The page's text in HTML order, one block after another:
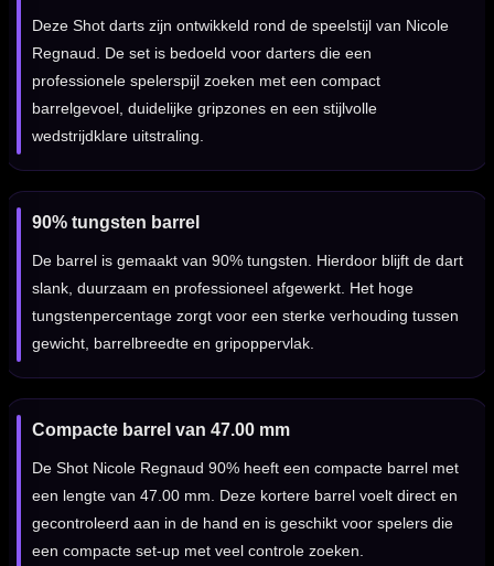
Deze Shot darts zijn ontwikkeld rond de speelstijl van Nicole
Regnaud. De set is bedoeld voor darters die een
professionele spelerspijl zoeken met een compact
barrelgevoel, duidelijke gripzones en een stijlvolle
wedstrijdklare uitstraling.
90% tungsten barrel
De barrel is gemaakt van 90% tungsten. Hierdoor blijft de dart
slank, duurzaam en professioneel afgewerkt. Het hoge
tungstenpercentage zorgt voor een sterke verhouding tussen
gewicht, barrelbreedte en gripoppervlak.
Compacte barrel van 47.00 mm
De Shot Nicole Regnaud 90% heeft een compacte barrel met
een lengte van 47.00 mm. Deze kortere barrel voelt direct en
gecontroleerd aan in de hand en is geschikt voor spelers die
een compacte set-up met veel controle zoeken.